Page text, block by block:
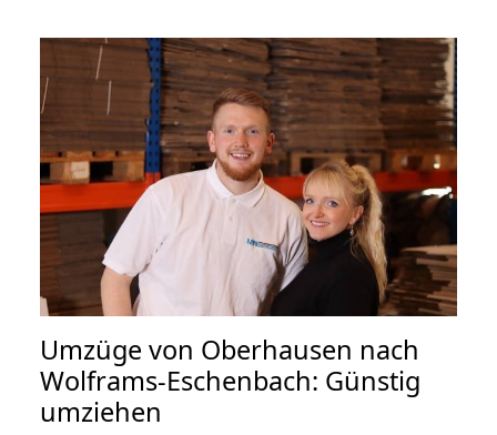
Umzüge von Oberhausen nach
Wolframs-Eschenbach: Günstig
umziehen